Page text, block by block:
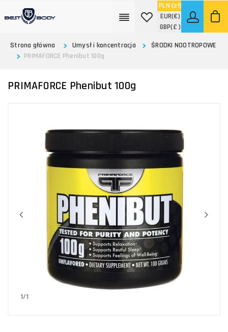
PLN (zł)
EUR(€)
GBP(£ )
Strona główna
Umysł i koncentracja
ŚRODKI NOOTROPOWE
PRIMAFORCE Phenibut 100g
PRIMAFORCE Phenibut 100g
1/1